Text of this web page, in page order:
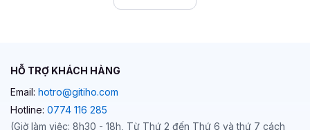
HỖ TRỢ KHÁCH HÀNG
Email: hotro@gitiho.com
Hotline: 0774 116 285
(Giờ làm việc: 8h30 - 18h, Từ Thứ 2 đến Thứ 6 và thứ 7 cách